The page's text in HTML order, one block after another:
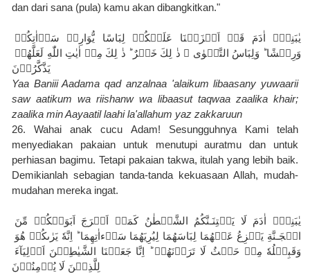
dan dari sana (pula) kamu akan dibangkitkan."
يَذَّكَّرُوۡنَ
Yaa Baniii Aadama qad anzalnaa 'alaikum libaasany yuwaarii
saw aatikum wa riishanw wa libaasut taqwaa zaalika khair;
zaalika min Aayaatil laahi la'allahum yaz zakkaruun
26. Wahai anak cucu Adam! Sesungguhnya Kami telah
menyediakan pakaian untuk menutupi auratmu dan untuk
perhiasan bagimu. Tetapi pakaian takwa, itulah yang lebih baik.
Demikianlah sebagian tanda-tanda kekuasaan Allah, mudah-
mudahan mereka ingat.
لِلَّذِيۡنَ لَا يُؤۡمِنُوۡنَ